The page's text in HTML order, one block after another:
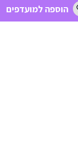
הוספה למועדפים